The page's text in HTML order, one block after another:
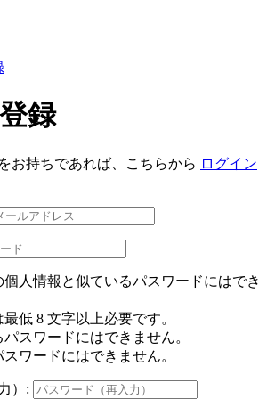
録
お持ちであれば、こちらから ログイン
個人情報と似ているパスワードにはでき
低 8 文字以上必要です。
スワードにはできません。
ワードにはできません。
）: